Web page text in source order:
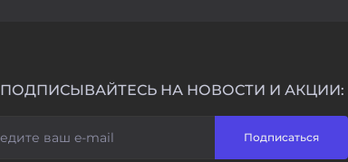
ПОДПИСЫВАЙТЕСЬ НА НОВОСТИ И АКЦИИ:
Подписаться